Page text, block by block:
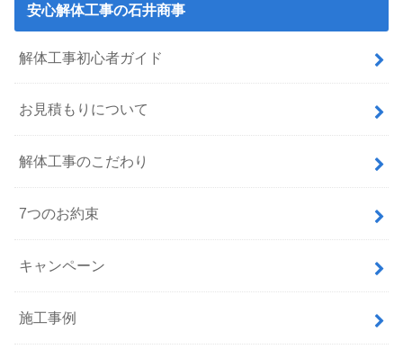
安心解体工事の石井商事
解体工事初心者ガイド
お見積もりについて
解体工事のこだわり
7つのお約束
キャンペーン
施工事例